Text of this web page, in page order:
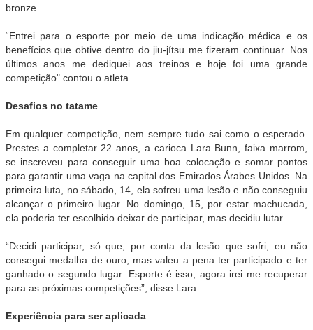
bronze.
“Entrei para o esporte por meio de uma indicação médica e os
benefícios que obtive dentro do jiu-jítsu me fizeram continuar. Nos
últimos anos me dediquei aos treinos e hoje foi uma grande
competição" contou o atleta.
Desafios no tatame
Em qualquer competição, nem sempre tudo sai como o esperado.
Prestes a completar 22 anos, a carioca Lara Bunn, faixa marrom,
se inscreveu para conseguir uma boa colocação e somar pontos
para garantir uma vaga na capital dos Emirados Árabes Unidos. Na
primeira luta, no sábado, 14, ela sofreu uma lesão e não conseguiu
alcançar o primeiro lugar. No domingo, 15, por estar machucada,
ela poderia ter escolhido deixar de participar, mas decidiu lutar.
“Decidi participar, só que, por conta da lesão que sofri, eu não
consegui medalha de ouro, mas valeu a pena ter participado e ter
ganhado o segundo lugar. Esporte é isso, agora irei me recuperar
para as próximas competições”, disse Lara.
Experiência para ser aplicada